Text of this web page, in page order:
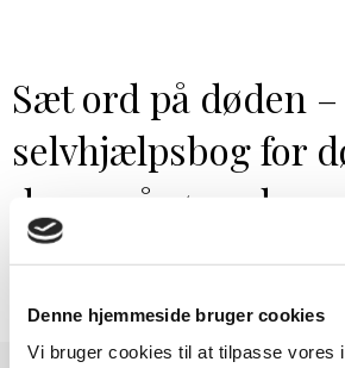
Denne hjemmeside bruger cookies
Vi bruger cookies til at tilpasse vores
Sæt ord på døden –
selvhjælpsbog for
deres pårørende